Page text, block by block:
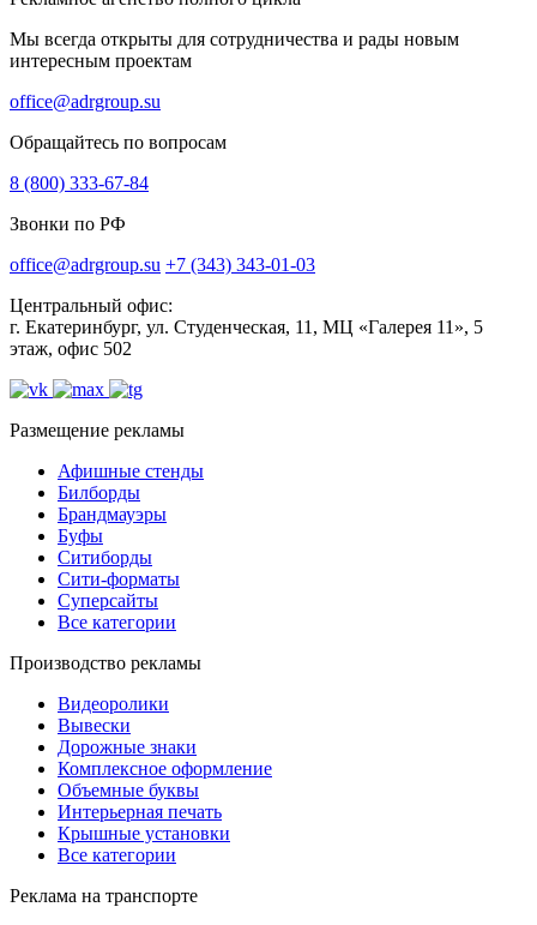
Мы всегда открыты для сотрудничества и рады новым
интересным проектам
office@adrgroup.su
Обращайтесь по вопросам
8 (800) 333-67-84
Звонки по РФ
office@adrgroup.su +7 (343) 343-01-03
Центральный офис:
г. Екатеринбург, ул. Студенческая, 11, МЦ «Галерея 11», 5
этаж, офис 502
Размещение рекламы
Афишные стенды
Билборды
Брандмауэры
Буфы
Ситиборды
Сити-форматы
Суперсайты
Все категории
Производство рекламы
Видеоролики
Вывески
Дорожные знаки
Комплексное оформление
Объемные буквы
Интерьерная печать
Крышные установки
Все категории
Реклама на транспорте